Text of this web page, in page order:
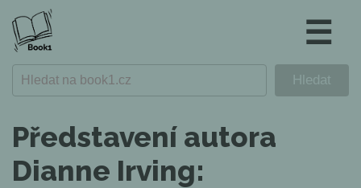
☰
Představení autora
Dianne Irving: